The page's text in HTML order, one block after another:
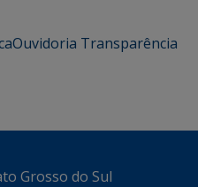
Ouvidoria Transparência
Grosso do Sul